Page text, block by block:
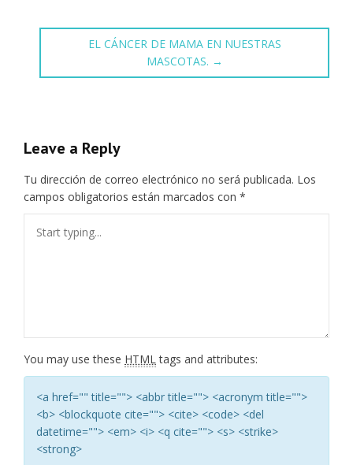
EL CÁNCER DE MAMA EN NUESTRAS
MASCOTAS. →
Leave a Reply
Tu dirección de correo electrónico no será publicada. Los
campos obligatorios están marcados con *
You may use these HTMLtags and attributes:
<a href="" title=""> <abbr title=""> <acronym title="">
<b> <blockquote cite=""> <cite> <code> <del
datetime=""> <em> <i> <q cite=""> <s> <strike>
<strong>